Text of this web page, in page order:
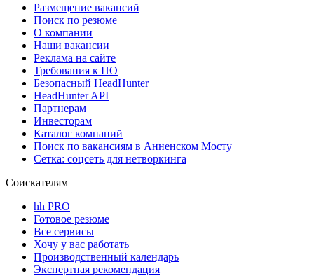
Размещение вакансий
Поиск по резюме
О компании
Наши вакансии
Реклама на сайте
Требования к ПО
Безопасный HeadHunter
HeadHunter API
Партнерам
Инвесторам
Каталог компаний
Поиск по вакансиям в Анненском Мосту
Сетка: соцсеть для нетворкинга
Соискателям
hh PRO
Готовое резюме
Все сервисы
Хочу у вас работать
Производственный календарь
Экспертная рекомендация